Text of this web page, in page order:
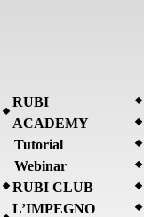
RUBI
ACADEMY
Tutorial
Webinar
RUBI CLUB
L’IMPEGNO